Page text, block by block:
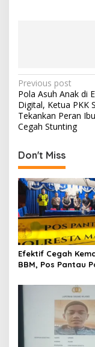
P
o
s
n
a
v
i
g
a
t
i
o
n
Previous post
Pola Asuh Anak di
Digital, Ketua PKK
Tekankan Peran
Cegah Stunting
Don't Miss
Efektif Cegah
BBM, Pos Pantau
SPBU Kali Mamuju